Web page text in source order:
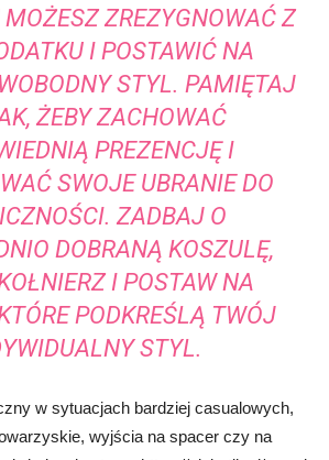
MOŻESZ ZREZYGNOWAĆ Z
I POSTAWIĆ NA
STYL. PAMIĘTAJ
ŻEBY ZACHOWAĆ
PREZENCJĘ I
SWOJE UBRANIE DO
ZADBAJ O
DOBRANĄ KOSZULĘ,
I POSTAW NA
PODKREŚLĄ TWÓJ
STYL.
w sytuacjach bardziej casualowych,
wyjścia na spacer czy na